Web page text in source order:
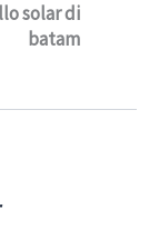
solar di
batam